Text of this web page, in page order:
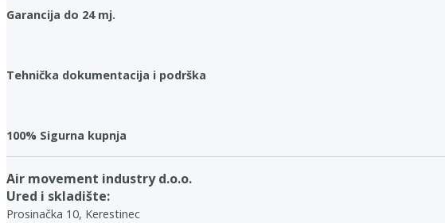
Garancija do 24 mj.
Tehnička dokumentacija i podrška
100% Sigurna kupnja
Air movement industry d.o.o.
Ured i skladište:
Prosinačka 10, Kerestinec